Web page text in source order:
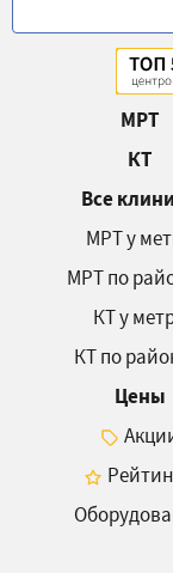
МРТ
КТ
Все
МРТ у
МРТ по
КТ у
КТ по
Цены